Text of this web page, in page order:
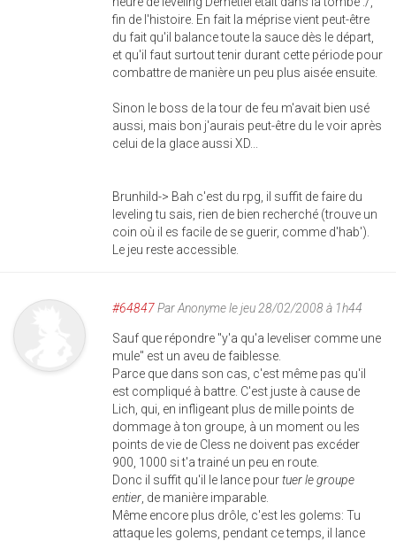
fin de l'histoire. En fait la méprise vient peut-être
du fait qu'il balance toute la sauce dès le départ,
et qu'il faut surtout tenir durant cette période pour
combattre de manière un peu plus aisée ensuite.
Sinon le boss de la tour de feu m'avait bien usé
aussi, mais bon j'aurais peut-être du le voir après
celui de la glace aussi XD...
Brunhild-> Bah c'est du rpg, il suffit de faire du
leveling tu sais, rien de bien recherché (trouve un
coin où il es facile de se guerir, comme d'hab').
Le jeu reste accessible.
#64847ParAnonymele jeu 28/02/2008 à 1h44
Sauf que répondre "y'a qu'a leveliser comme une
mule" est un aveu de faiblesse.
Parce que dans son cas, c'est même pas qu'il
est compliqué à battre. C'est juste à cause de
Lich, qui, en infligeant plus de mille points de
dommage à ton groupe, à un moment ou les
points de vie de Cless ne doivent pas excéder
900, 1000 si t'a trainé un peu en route.
Donc il suffit qu'il le lance pourtuer le groupe
entier , de manière imparable.
Même encore plus drôle, c'est les golems: Tu
attaque les golems, pendant ce temps, il lance